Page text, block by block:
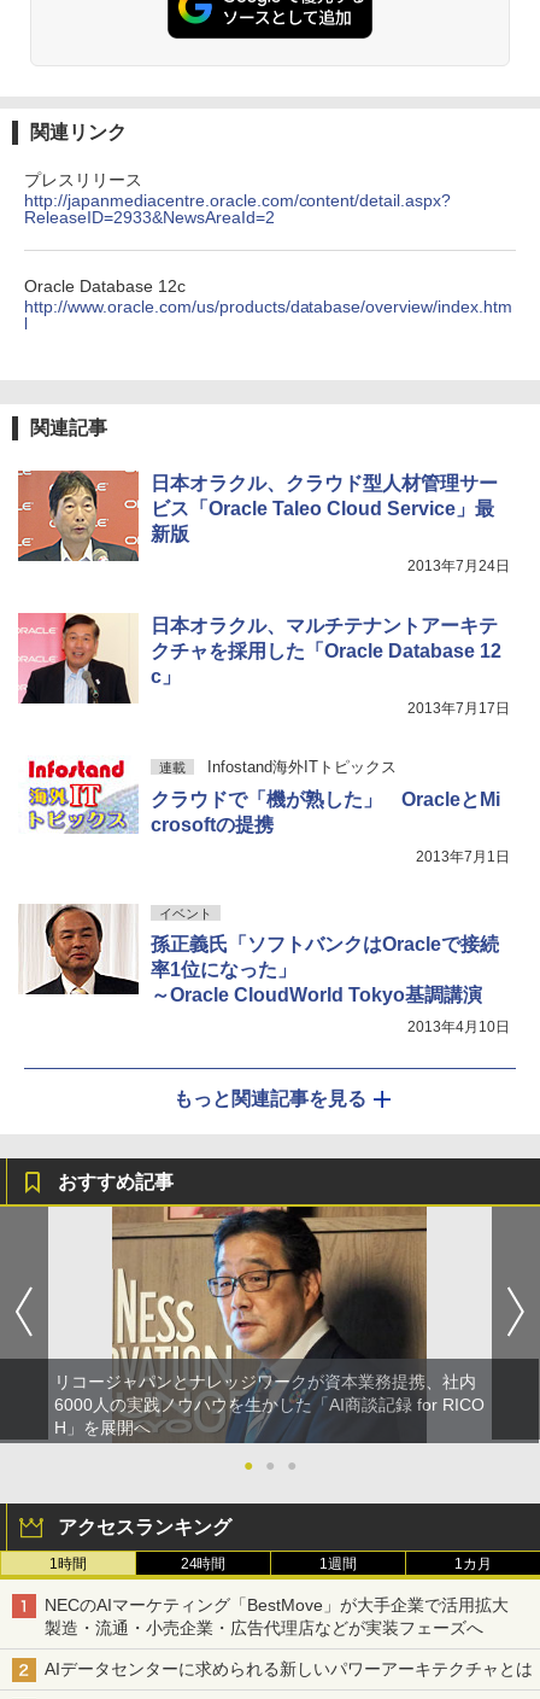
関連リンク
プレスリリース
http://japanmediacentre.oracle.com/content/detail.aspx?
ReleaseID=2933&NewsAreaId=2
Oracle Database 12c
http://www.oracle.com/us/products/database/overview/index.htm
l
関連記事
日本オラクル、クラウド型人材管理サー
ビス「Oracle Taleo Cloud Service」最
新版
2013年7月24日
日本オラクル、マルチテナントアーキテ
クチャを採用した「Oracle Database 12
c」
2013年7月17日
連載 Infostand海外ITトピックス
クラウドで「機が熟した」 OracleとMi
crosoftの提携
2013年7月1日
イベント
孫正義氏「ソフトバンクはOracleで接続
率1位になった」
～Oracle CloudWorld Tokyo基調講演
2013年4月10日
もっと関連記事を見る
おすすめ記事
リコージャパンとナレッジワークが資本業務提携、社内
6000人の実践ノウハウを生かした「AI商談記録 for RICO
H」を展開へ
●
● ●
アクセスランキング
1時間 24時間 1週間 1カ月
NECのAIマーケティング「BestMove」が大手企業で活用拡大
製造・流通・小売企業・広告代理店などが実装フェーズへ
AIデータセンターに求められる新しいパワーアーキテクチャとは